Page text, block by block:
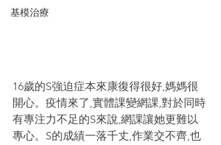
基模治療
16歲的S強迫症本來康復得很好,媽媽很
開心。疫情來了,實體課變網課,對於同時
有專注力不足的S來說,網課讓她更難以
專心。S的成績一落千丈,作業交不齊,也